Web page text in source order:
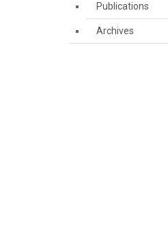
Publications
Archives